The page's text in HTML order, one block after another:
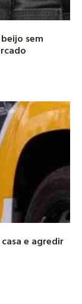
sem
e agredir